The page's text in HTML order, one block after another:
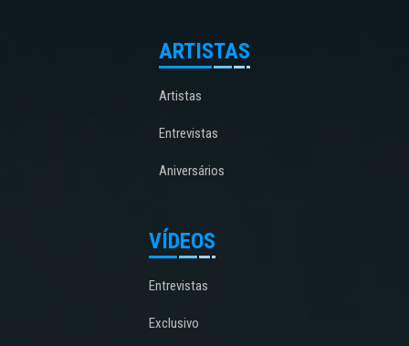
ARTISTAS
Artistas
Entrevistas
Aniversários
VÍDEOS
Entrevistas
Exclusivo